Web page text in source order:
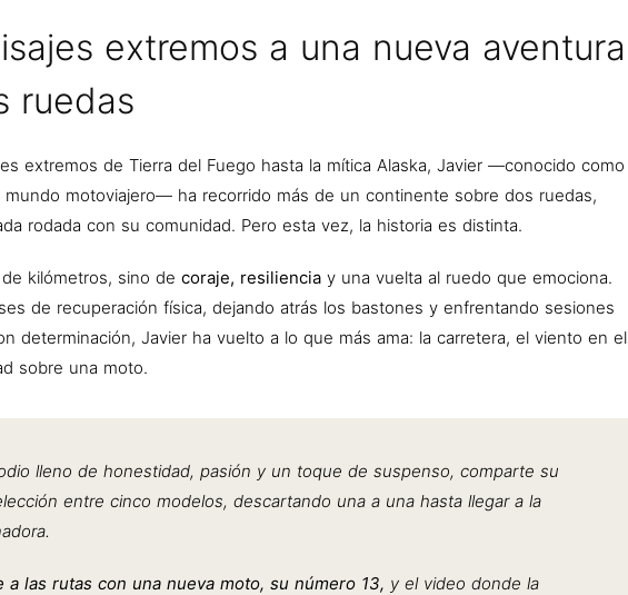
extremos a una nueva aventura
ruedas
extremos de Tierra del Fuego hasta la mítica Alaska, Javier —conocido como
mundo motoviajero— ha recorrido más de un continente sobre dos ruedas,
rodada con su comunidad. Pero esta vez, la historia es distinta.
kilómetros, sino decoraje, resiliencia y una vuelta al ruedo que emociona.
de recuperación física, dejando atrás los bastones y enfrentando sesiones
determinación, Javier ha vuelto a lo que más ama: la carretera, el viento en el
sobre una moto.
lleno de honestidad, pasión y un toque de suspenso, comparte su
entre cinco modelos, descartando una a una hasta llegar a la
a las rutas con una nueva moto, su número 13, y el video donde la